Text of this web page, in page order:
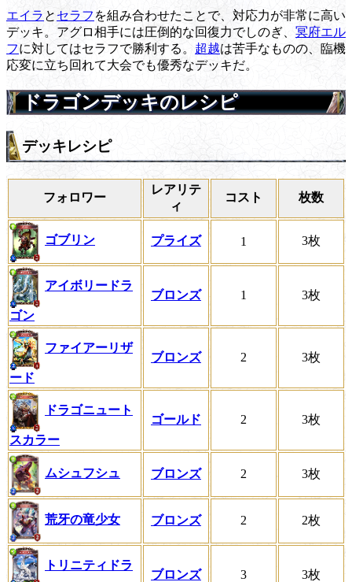
エイラ と セラフ を組み合わせたことで、対応力が非常に高い
デッキ。アグロ相手には圧倒的な回復力でしのぎ、 冥府エル
フに対してはセラフで勝利する。 超越は苦手なものの、臨機
応変に立ち回れて大会でも優秀なデッキだ。
ドラゴンデッキのレシピ
デッキレシピ
フォロワー
レアリテ
ィ
コスト 枚数
ゴブリン プライズ 1 3枚
アイボリードラ
ゴン
ブロンズ 1 3枚
ファイアーリザ
ード
ブロンズ 2 3枚
ドラゴニュート
スカラー
ゴールド 2 3枚
ムシュフシュ ブロンズ 2 3枚
荒牙の竜少女 ブロンズ 2 2枚
トリニティドラ
ブロンズ 3 3枚